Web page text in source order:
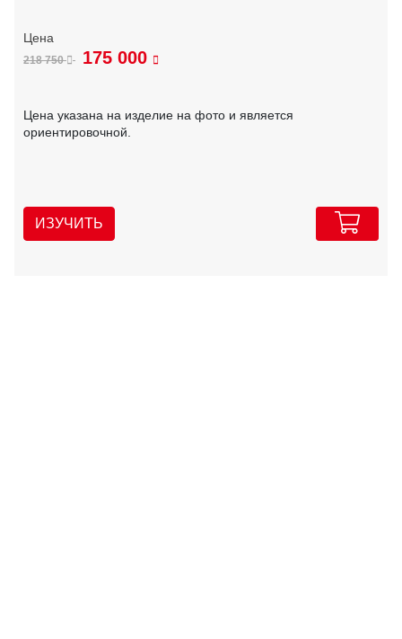
218 750 175 000
Цена указана на изделие на фото и является
ориентировочной.
ИЗУЧИТЬ